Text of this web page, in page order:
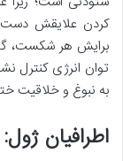
کردن علایقش
برایش هر شکست،
توان انرژی کنترل
به نبوغ و خلاقیت
اطرافیان